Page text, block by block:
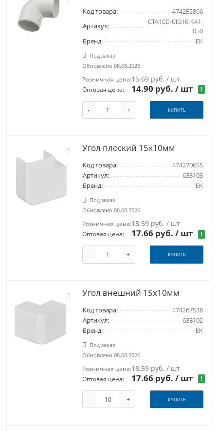
Код товара:
474252866
Артикул:
CTA10D-CIG16-K41-
050
Бренд:
IEK
Под заказ
Обновлено 08.08.2026
Розничная цена:15.69 руб. / шт
Оптовая цена: 14.90 руб./ шт !
- + КУПИТЬ
Угол плоский 15x10мм
Код товара:
474270655
Артикул:
638103
Бренд:
IEK
Под заказ
Обновлено 08.08.2026
Розничная цена:18.59 руб. / шт
Оптовая цена: 17.66 руб./ шт !
- + КУПИТЬ
Угол внешний 15x10мм
Код товара:
474267538
Артикул:
638102
Бренд:
IEK
Под заказ
Обновлено 08.08.2026
Розничная цена:18.59 руб. / шт
Оптовая цена: 17.66 руб./ шт !
- + КУПИТЬ